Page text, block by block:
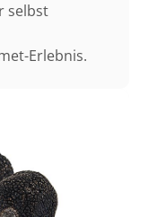
selbst
Erlebnis.